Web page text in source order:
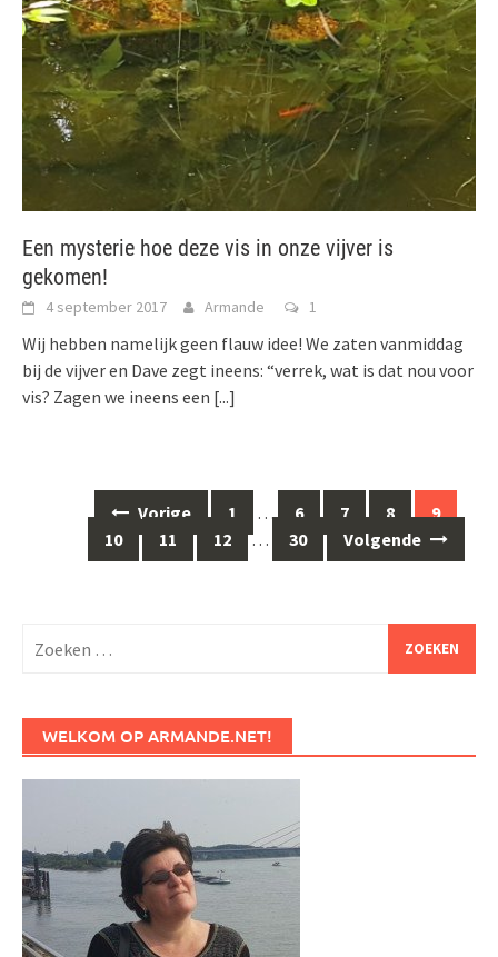
Een mysterie hoe deze vis in onze vijver is
gekomen!
4 september 2017 Armande 1
Wij hebben namelijk geen flauw idee! We zaten vanmiddag
bij de vijver en Dave zegt ineens: “verrek, wat is dat nou voor
vis? Zagen we ineens een [...]
Berichten
Vorige 1 … 6 7 8
9
10
11 12 … 30 Volgende
naar:
WELKOM OP ARMANDE.NET!